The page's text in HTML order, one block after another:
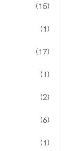
(15)
(1)
(17)
(1)
(2)
(6)
(1)